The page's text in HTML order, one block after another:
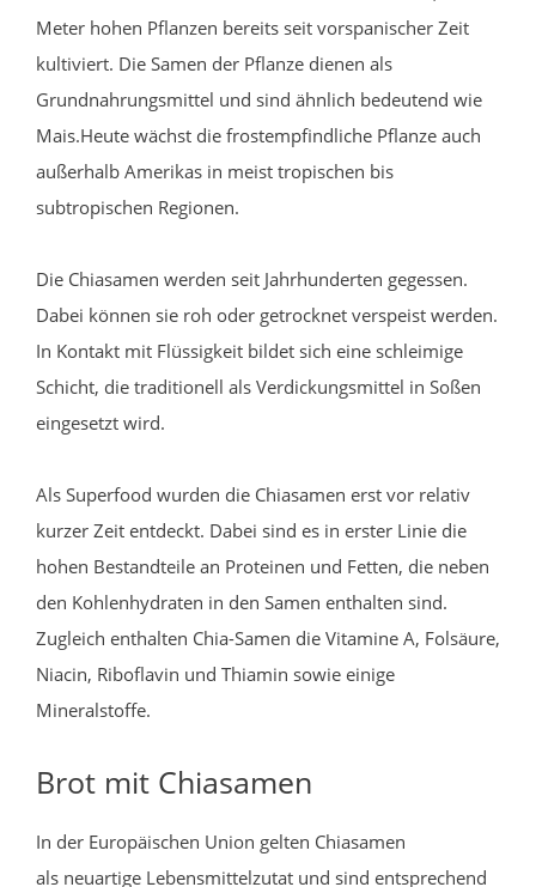
Meter hohen Pflanzen bereits seit vorspanischer Zeit
kultiviert. Die Samen der Pflanze dienen als
Grundnahrungsmittel und sind ähnlich bedeutend wie
Mais.Heute wächst die frostempfindliche Pflanze auch
außerhalb Amerikas in meist tropischen bis
subtropischen Regionen.
Die Chiasamen werden seit Jahrhunderten gegessen.
Dabei können sie roh oder getrocknet verspeist werden.
In Kontakt mit Flüssigkeit bildet sich eine schleimige
Schicht, die traditionell als Verdickungsmittel in Soßen
eingesetzt wird.
Als Superfood wurden die Chiasamen erst vor relativ
kurzer Zeit entdeckt. Dabei sind es in erster Linie die
hohen Bestandteile an Proteinen und Fetten, die neben
den Kohlenhydraten in den Samen enthalten sind.
Zugleich enthalten Chia-Samen die Vitamine A, Folsäure,
Niacin, Riboflavin und Thiamin sowie einige
Mineralstoffe.
Brot mit Chiasamen
In der Europäischen Union gelten Chiasamen
als neuartige Lebensmittelzutat und sind entsprechend